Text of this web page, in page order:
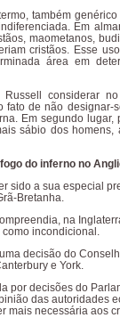
também
Em
maometanos,
cristãos. Esse
área em
Russell considerar
de não designar-
Em segundo lugar,
sábio dos homens,
do inferno no
sido a sua especial
Bretanha.
na
incondicional.
decisão do
e York.
por decisões do
das autoridades
mais necessária aos